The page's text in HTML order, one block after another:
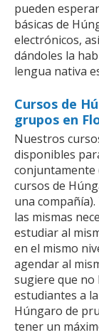
pueden
básicas de
electrónicos,
dándoles la
lengua nativa
Cursos de
grupos en
Nuestros
disponibles
conjuntamente
cursos de
una
las mismas
estudiar al
en el mismo
agendar al
sugiere que no
estudiantes a
Húngaro de
tener un